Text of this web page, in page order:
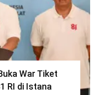
War Tiket
RI di Istana